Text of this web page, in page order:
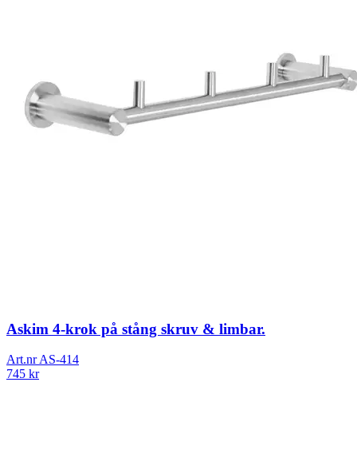
Askim 4-krok på stång skruv & limbar.
Art.nrAS-414
745 kr